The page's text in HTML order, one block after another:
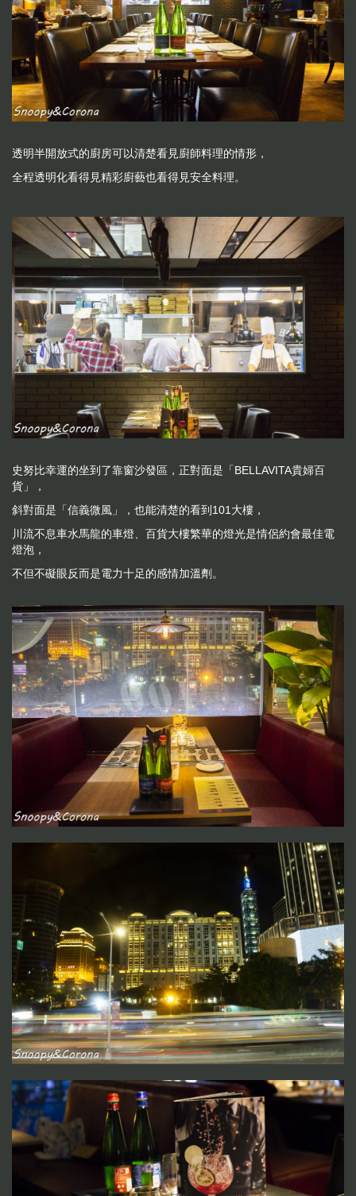
透明半開放式的廚房可以清楚看見廚師料理的情形，
全程透明化看得見精彩廚藝也看得見安全料理。
史努比幸運的坐到了靠窗沙發區，正對面是「BELLAVITA貴婦百
貨」，
斜對面是「信義微風」，也能清楚的看到101大樓，
川流不息車水馬龍的車燈、百貨大樓繁華的燈光是情侶約會最佳電
燈泡，
不但不礙眼反而是電力十足的感情加溫劑。